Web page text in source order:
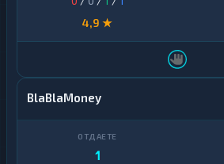
4,9 ★
BlaBlaMoney
1